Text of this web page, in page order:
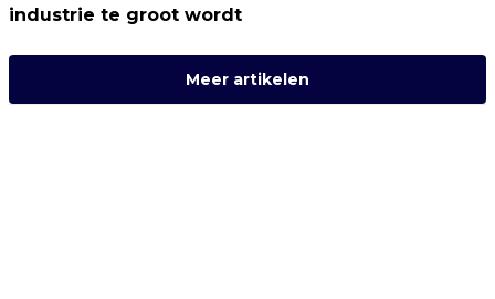
industrie te groot wordt
Meer artikelen